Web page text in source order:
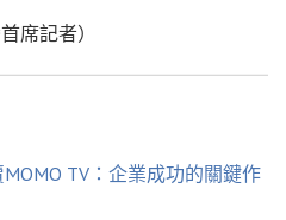
席記者）
TV：企業成功的關鍵作